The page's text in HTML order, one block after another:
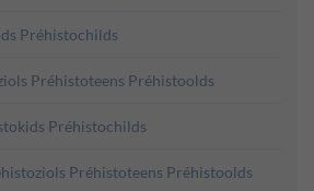
Préhistochilds
Préhistoteens Préhistoolds
Préhistochilds
Préhistoteens Préhistoolds